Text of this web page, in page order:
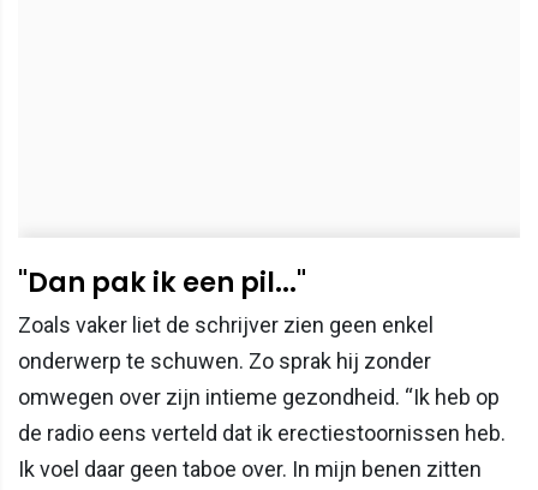
"Dan pak ik een pil..."
Zoals vaker liet de schrijver zien geen enkel
onderwerp te schuwen. Zo sprak hij zonder
omwegen over zijn intieme gezondheid. “Ik heb op
de radio eens verteld dat ik erectiestoornissen heb.
Ik voel daar geen taboe over. In mijn benen zitten